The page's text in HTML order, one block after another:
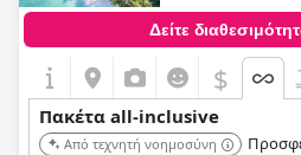
Δείτε
$
Πακέτα all-inclusive
Από τεχνητή νοημοσύνη